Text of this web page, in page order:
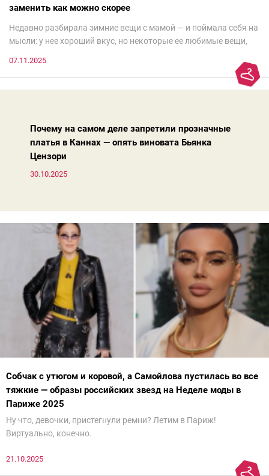
заменить как можно скорее
Недавно разбирала зимние вещи с мамой — и поймала себя на
мысли: у нее хороший вкус, но некоторые ее любимые вещи,
моды. Вовсе нет.Проблема в том, что сама мода сделала шаг
07.11.2025
Почему на самом деле запретили прозначные
платья в Каннах — опять виновата Бьянка
Цензори
30.10.2025
Собчак с утюгом и коровой, а Самойлова пустилась во все
тяжкие — образы российских звезд на Неделе моды в
Париже 2025
Ну что, девочки, пристегнули ремни? Летим в Париж!
Виртуально, конечно.
21.10.2025